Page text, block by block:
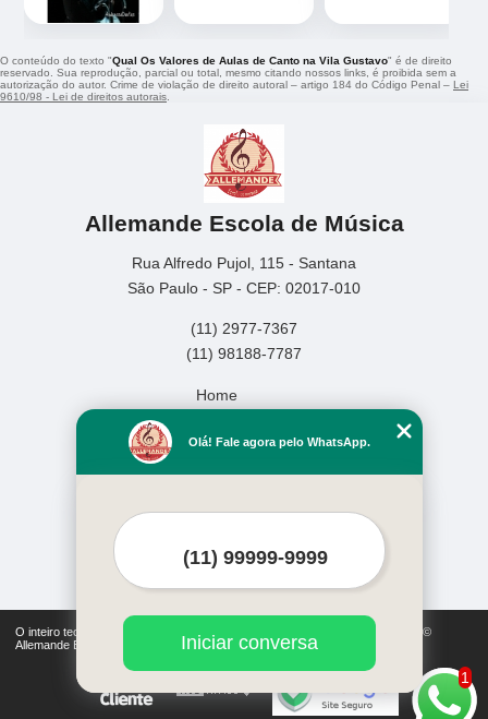
O conteúdo do texto "Qual Os Valores de Aulas de Canto na Vila Gustavo" é de direito
reservado. Sua reprodução, parcial ou total, mesmo citando nossos links, é proibida sem a
autorização do autor. Crime de violação de direito autoral – artigo 184 do Código Penal – Lei
9610/98 - Lei de direitos autorais
Allemande Escola de Música
Rua Alfredo Pujol, 115 - Santana
São Paulo - SP - CEP: 02017-010
(11) 2977-7367
(11) 98188-7787
Home
Missão
O inteiro teor deste site está sujeito à proteção de direitos autorais. Copyright©
Allemande Escola de Música (Lei 9610 de 19/02/1998)
1
Olá! Fale agora pelo WhatsApp.
Iniciar conversa